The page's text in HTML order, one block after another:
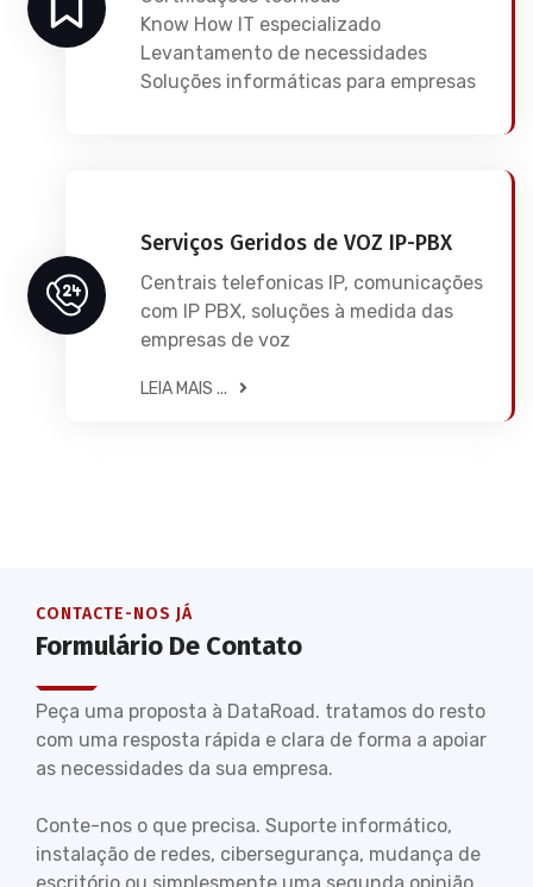
Know How IT especializado
Levantamento de necessidades
Soluções informáticas para empresas
Serviços Geridos de VOZ IP-PBX
Centrais telefonicas IP, comunicações
com IP PBX, soluções à medida das
empresas de voz
LEIA MAIS ...
CONTACTE-NOS JÁ
Formulário De Contato
Peça uma proposta à DataRoad. tratamos do resto
com uma resposta rápida e clara de forma a apoiar
as necessidades da sua empresa.
Conte-nos o que precisa. Suporte informático,
instalação de redes, cibersegurança, mudança de